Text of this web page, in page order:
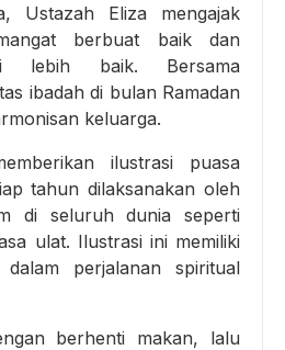
Ustazah Eliza mengajak
berbuat baik dan
lebih baik. Bersama
ibadah di bulan Ramadan
keluarga.
ilustrasi puasa
tahun dilaksanakan oleh
di seluruh dunia seperti
ulat. Ilustrasi ini memiliki
dalam perjalanan spiritual
berhenti makan, lalu